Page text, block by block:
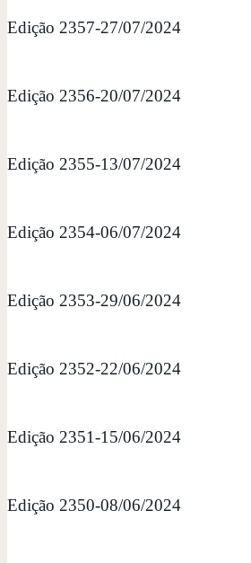
Edição 2357-27/07/2024
Edição 2356-20/07/2024
Edição 2355-13/07/2024
Edição 2354-06/07/2024
Edição 2353-29/06/2024
Edição 2352-22/06/2024
Edição 2351-15/06/2024
Edição 2350-08/06/2024